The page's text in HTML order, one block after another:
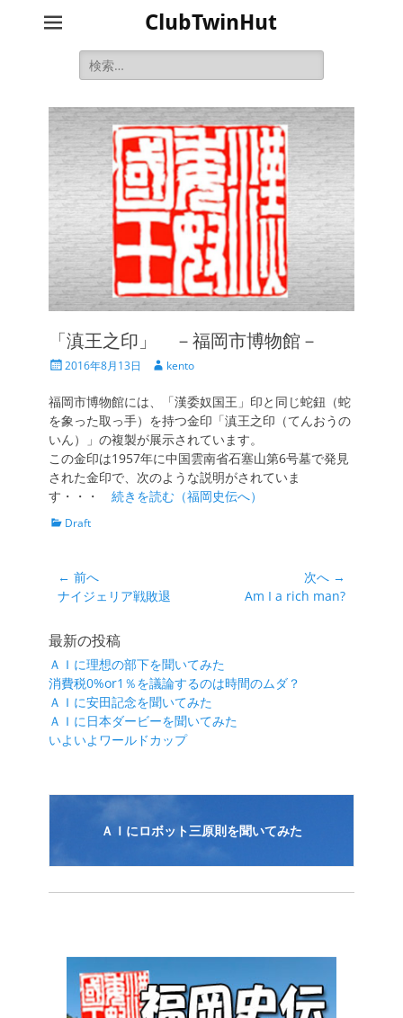
ClubTwinHut
検
索:
「滇王之印」 －福岡市博物館－
投
日
2016年8月13日
投 kento
福岡市博物館には、「漢委奴国王」印と同じ蛇鈕（蛇
を象った取っ手）を持つ金印「滇王之印（てんおうの
いん）」の複製が展示されています。
この金印は1957年に中国雲南省石塞山第6号墓で発見
された金印で、次のような説明がされていま
す・・・ 続きを読む（福岡史伝へ）
カ Draft
投
稿
ビ
ゲ
ー
シ
ョ
← 前へ
前
投
稿:
ナイジェリア戦敗退
次へ →
Am I a rich man?
最新の投稿
ＡＩに理想の部下を聞いてみた
消費税0%or1％を議論するのは時間のムダ？
ＡＩに安田記念を聞いてみた
ＡＩに日本ダービーを聞いてみた
いよいよワールドカップ
ＡＩにロボット三原則を聞いてみた